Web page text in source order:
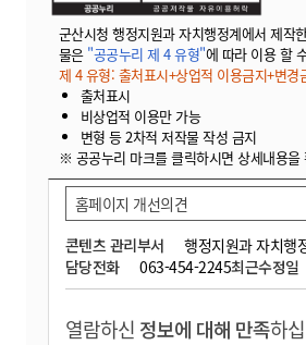
군산시청 행정지원과 자치행정계에서 제작
물은 "공공누리 제 4 유형"에 따라 이용 할
제 4 유형: 출처표시+상업적 이용금지+변경
출처표시
비상업적 이용만 가능
변형 등 2차적 저작물 작성 금지
※ 공공누리 마크를 클릭하시면 상세내용을
콘텐츠 관리부서
행정지원과 자치행
담당전화
063-454-2245최근수정일
홈페이지 개선의견
열람하신 정보에 대해 만족하